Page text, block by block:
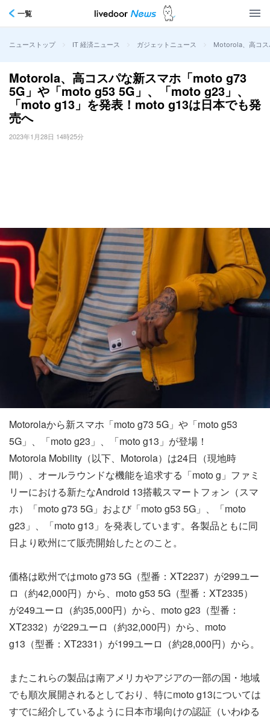
一覧
ニューストップ > IT 経済ニュース > ガジェットニュース > Motorola、高コ
Motorola、高コスパな新スマホ「moto g73
5G」や「moto g53 5G」、「moto g23」、
「moto g13」を発表！moto g13は日本でも発
売へ
2023年1月28日 14時25分
Motorolaから新スマホ「moto g73 5G」や「moto g53
5G」、「moto g23」、「moto g13」が登場！
Motorola Mobility（以下、Motorola）は24日（現地時
間）、オールラウンドな機能を追求する「moto g」ファミ
リーにおける新たなAndroid 13搭載スマートフォン（スマ
ホ）「moto g73 5G」および「moto g53 5G」、「moto
g23」、「moto g13」を発表しています。各製品ともに同
日より欧州にて販売開始したとのこと。
価格は欧州ではmoto g73 5G（型番：XT2237）が299ユー
ロ（約42,000円）から、moto g53 5G（型番：XT2335）
が249ユーロ（約35,000円）から、moto g23（型番：
XT2332）が229ユーロ（約32,000円）から、moto
g13（型番：XT2331）が199ユーロ（約28,000円）から。
またこれらの製品は南アメリカやアジアの一部の国・地域
でも順次展開されるとしており、特にmoto g13については
すでに紹介しているように日本市場向けの認証（いわゆる